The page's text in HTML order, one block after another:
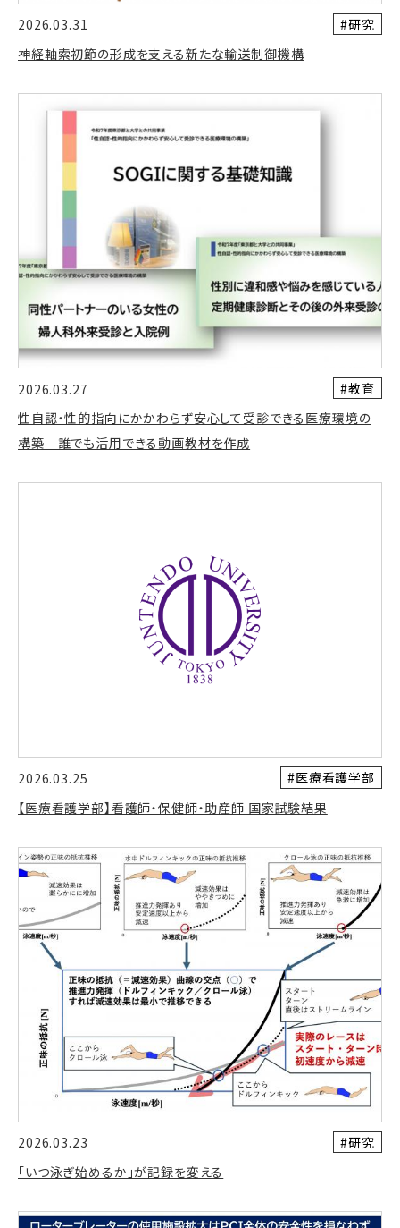
2026.03.31
#研究
神経軸索初節の形成を支える新たな輸送制御機構
2026.03.27
#教育
性自認・性的指向にかかわらず安心して受診できる医療環境の
構築 誰でも活用できる動画教材を作成
2026.03.25
#医療看護学部
【医療看護学部】看護師・保健師・助産師 国家試験結果
2026.03.23
#研究
「いつ泳ぎ始めるか」が記録を変える